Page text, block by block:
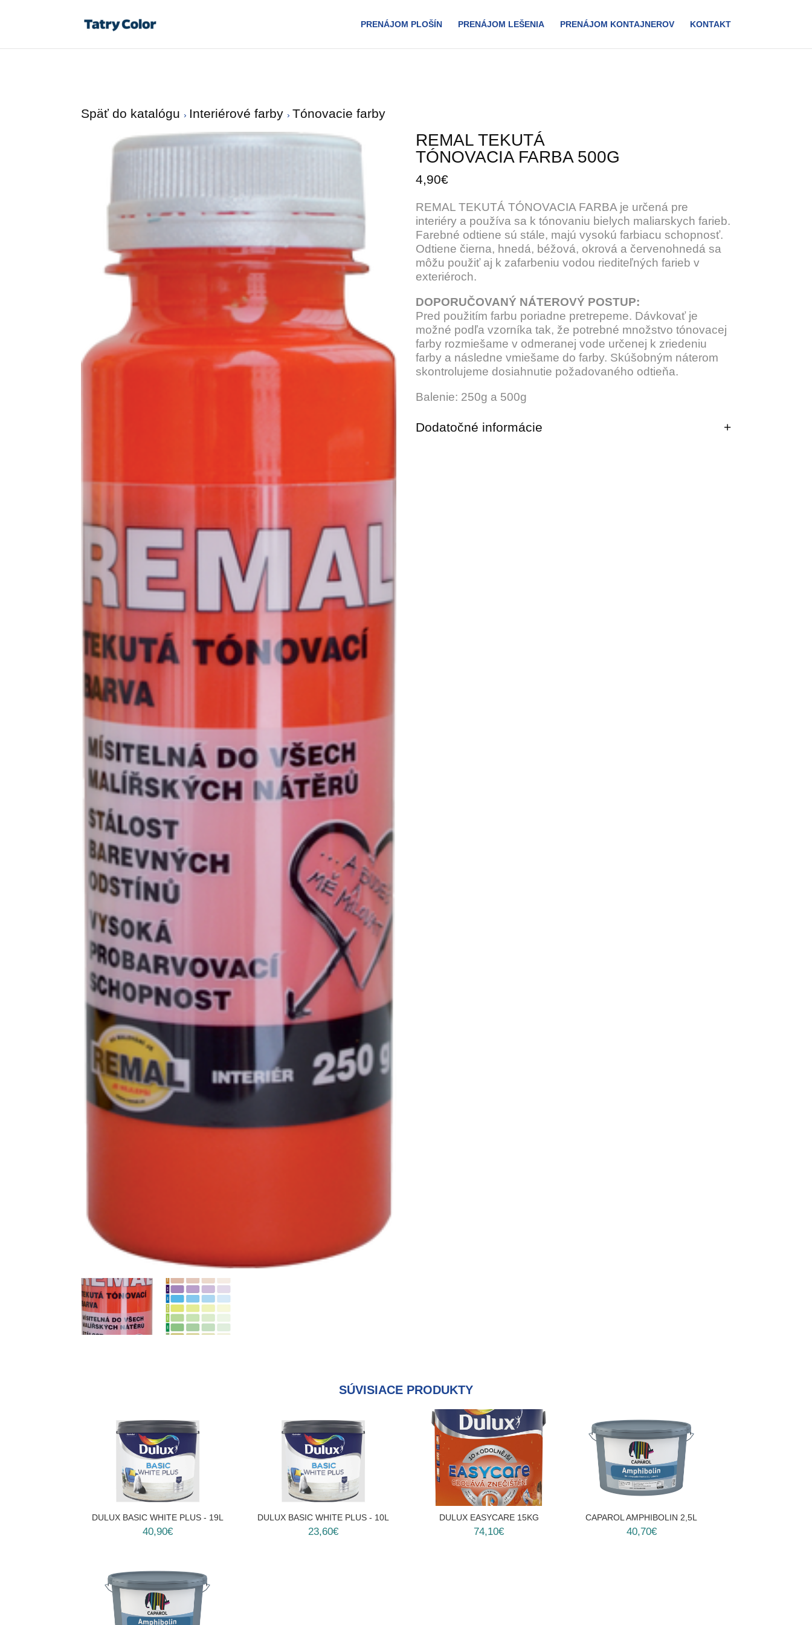
PRENÁJOM PLOŠÍN PRENÁJOM LEŠENIA PRENÁJOM KONTAJNEROV KONTAKT
Späť do katalógu Interiérové farby Tónovacie farby
REMAL TEKUTÁ
TÓNOVACIA FARBA 500G
4,90€
REMAL TEKUTÁ TÓNOVACIA FARBA je určená pre
interiéry a používa sa k tónovaniu bielych maliarskych farieb.
Farebné odtiene sú stále, majú vysokú farbiacu schopnosť.
Odtiene čierna, hnedá, béžová, okrová a červenohnedá sa
môžu použiť aj k zafarbeniu vodou riediteľných farieb v
exteriéroch.
DOPORUČOVANÝ NÁTEROVÝ POSTUP:
Pred použitím farbu poriadne pretrepeme. Dávkovať je
možné podľa vzorníka tak, že potrebné množstvo tónovacej
farby rozmiešame v odmeranej vode určenej k zriedeniu
farby a následne vmiešame do farby. Skúšobným náterom
skontrolujeme dosiahnutie požadovaného odtieňa.
Balenie: 250g a 500g
Dodatočné informácie
SÚVISIACE PRODUKTY
DULUX BASIC WHITE PLUS - 19L
40,90€
DULUX BASIC WHITE PLUS - 10L
23,60€
DULUX EASYCARE 15KG
74,10€
CAPAROL AMPHIBOLIN 2,5L
40,70€